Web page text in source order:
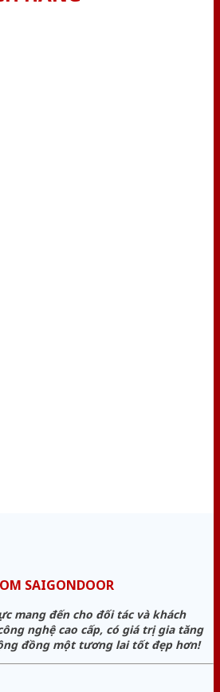
SAIGONDOOR
mang đến cho đối tác và khách
nghệ cao cấp, có giá trị gia tăng
đồng một tương lai tốt đẹp hơn!